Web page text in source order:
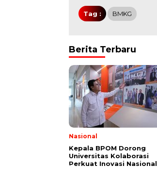
Tag : BMKG
Berita Terbaru
Nasional
Kepala BPOM Dorong
Universitas Kolaborasi
Perkuat Inovasi Nasional